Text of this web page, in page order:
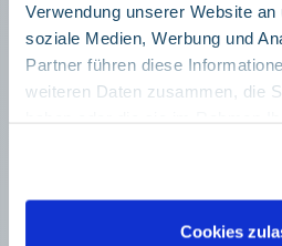
Verwendung unserer Website
soziale Medien, Werbung und
Partner führen diese
weiteren Daten zusammen, die
Cookies, wenn Sie unsere
Google Tag ManagerCookies
Mitglied